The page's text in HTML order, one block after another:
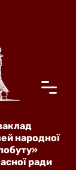
народної
ради